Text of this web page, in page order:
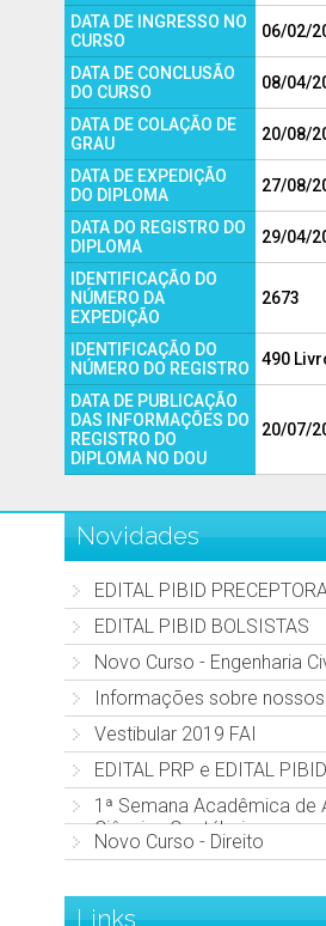
DATA DE INGRESSO NO
CURSO
06/02/
DATA DE CONCLUSÃO
DO CURSO
08/04/
DATA DE COLAÇÃO DE
GRAU
20/08/
DATA DE EXPEDIÇÃO
DO DIPLOMA
27/08/
DATA DO REGISTRO DO
DIPLOMA
29/04/
IDENTIFICAÇÃO DO
NÚMERO DA
EXPEDIÇÃO
2673
IDENTIFICAÇÃO DO
NÚMERO DO REGISTRO
490
DATA DE PUBLICAÇÃO
DAS INFORMAÇÕES DO
REGISTRO DO
DIPLOMA NO DOU
20/07/
Novidades
EDITAL PIBID
EDITAL PIBID BOLSISTAS
Novo Curso - Engenharia
Informações sobre
Vestibular 2019 FAI
EDITAL PRP e EDITAL PIBID
1ª Semana Acadêmica de
Ciências Contábeis
Novo Curso - Direito
Links